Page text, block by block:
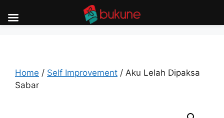
Home / Self Improvement / Aku Lelah Dipaksa
Sabar